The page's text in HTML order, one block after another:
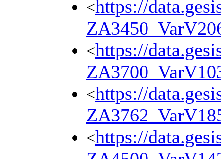
<https://
<https://
<https://
<https://